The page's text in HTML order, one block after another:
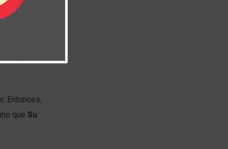
ocultado
Entonces,
que Su